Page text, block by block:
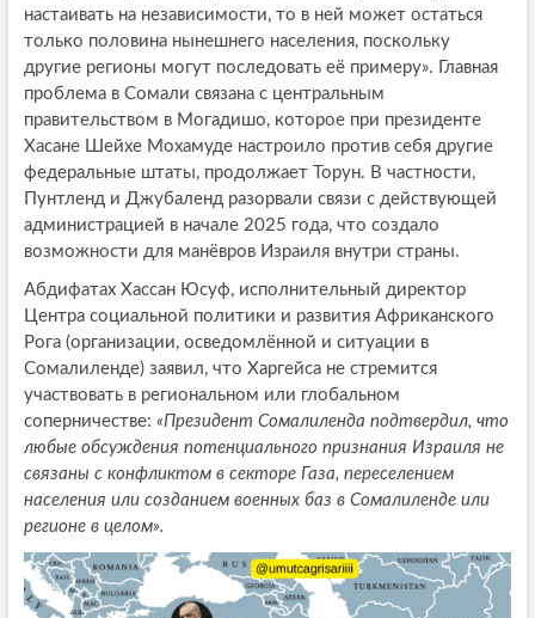
настаивать на независимости, то в ней может остаться
только половина нынешнего населения, поскольку
другие регионы могут последовать её примеру». Главная
проблема в Сомали связана с центральным
правительством в Могадишо, которое при президенте
Хасане Шейхе Мохамуде настроило против себя другие
федеральные штаты, продолжает Торун. В частности,
Пунтленд и Джубаленд разорвали связи с действующей
администрацией в начале 2025 года, что создало
возможности для манёвров Израиля внутри страны.
Абдифатах Хассан Юсуф, исполнительный директор
Центра социальной политики и развития Африканского
Рога (организации, осведомлённой и ситуации в
Сомалиленде) заявил, что Харгейса не стремится
участвовать в региональном или глобальном
соперничестве: «Президент Сомалиленда подтвердил, что
любые обсуждения потенциального признания Израиля не
связаны с конфликтом в секторе Газа, переселением
населения или созданием военных баз в Сомалиленде или
регионе в целом».